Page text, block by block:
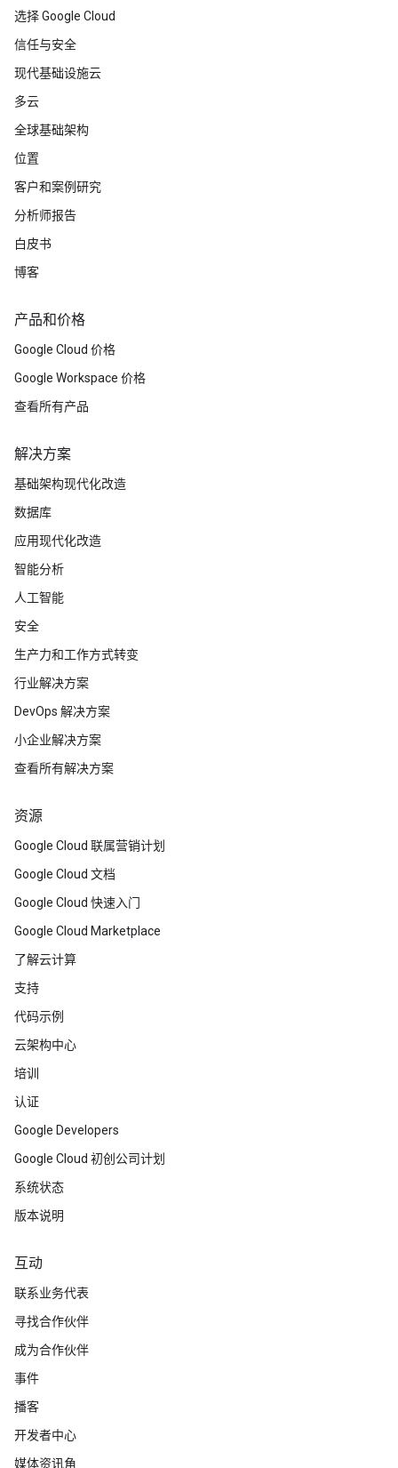
选择 Google Cloud
信任与安全
现代基础设施云
多云
全球基础架构
位置
客户和案例研究
分析师报告
白皮书
博客
产品和价格
Google Cloud 价格
Google Workspace 价格
查看所有产品
解决方案
基础架构现代化改造
数据库
应用现代化改造
智能分析
人工智能
安全
生产力和工作方式转变
行业解决方案
DevOps 解决方案
小企业解决方案
查看所有解决方案
资源
Google Cloud 联属营销计划
Google Cloud 文档
Google Cloud 快速入门
Google Cloud Marketplace
了解云计算
支持
代码示例
云架构中心
培训
认证
Google Developers
Google Cloud 初创公司计划
系统状态
版本说明
互动
联系业务代表
寻找合作伙伴
成为合作伙伴
事件
播客
开发者中心
媒体资讯角